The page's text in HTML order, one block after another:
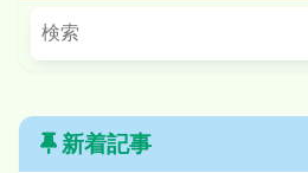
新着記事